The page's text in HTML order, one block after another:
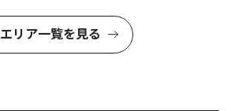
エリア一覧を見る